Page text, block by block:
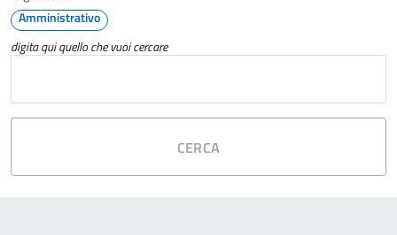
Amministrativo
digita qui quello che vuoi cercare
CERCA